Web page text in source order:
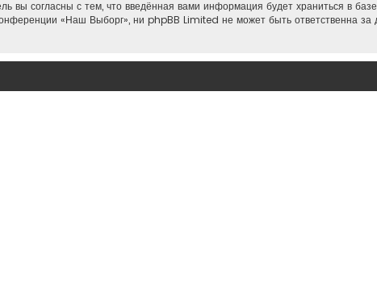
вы согласны с тем, что введённая вами информация будет храниться в
«Наш Выборг», ни phpBB Limited не может быть ответственна за